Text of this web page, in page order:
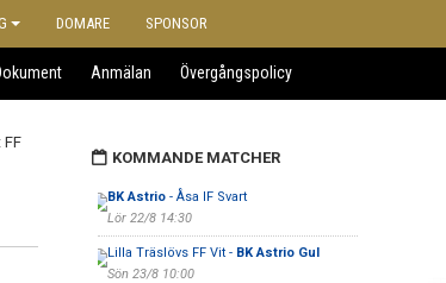
DOMARE SPONSOR
Anmälan Övergångspolicy
KOMMANDE MATCHER
BK Astrio- Åsa IF Svart
Lör 22/8 14:30
Lilla Träslövs FF Vit - BK Astrio Gul
Sön 23/8 10:00